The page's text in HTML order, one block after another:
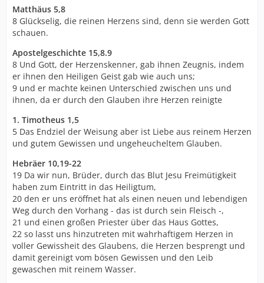
Matthäus 5,8
8 Glückselig, die reinen Herzens sind, denn sie werden Gott
schauen.
Apostelgeschichte 15,8.9
8 Und Gott, der Herzenskenner, gab ihnen Zeugnis, indem
er ihnen den Heiligen Geist gab wie auch uns;
9 und er machte keinen Unterschied zwischen uns und
ihnen, da er durch den Glauben ihre Herzen reinigte
1. Timotheus 1,5
5 Das Endziel der Weisung aber ist Liebe aus reinem Herzen
und gutem Gewissen und ungeheucheltem Glauben.
Hebräer 10,19-22
19 Da wir nun, Brüder, durch das Blut Jesu Freimütigkeit
haben zum Eintritt in das Heiligtum,
20 den er uns eröffnet hat als einen neuen und lebendigen
Weg durch den Vorhang - das ist durch sein Fleisch -,
21 und einen großen Priester über das Haus Gottes,
22 so lasst uns hinzutreten mit wahrhaftigem Herzen in
voller Gewissheit des Glaubens, die Herzen besprengt und
damit gereinigt vom bösen Gewissen und den Leib
gewaschen mit reinem Wasser.